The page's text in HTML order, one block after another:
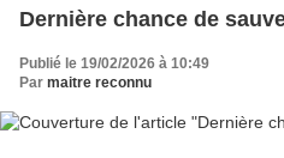
Dernière chance de
Publié le 19/02/2026 à 10:49
Par maitre reconnu